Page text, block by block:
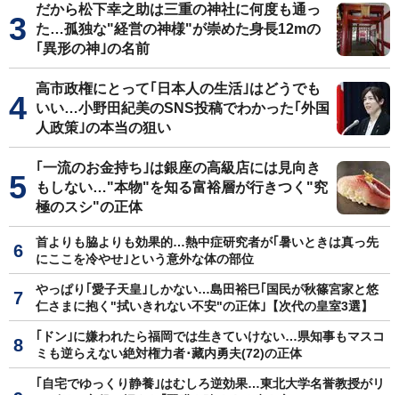
だから松下幸之助は三重の神社に何度も通っ
た…孤独な"経営の神様"が崇めた身長12mの
｢異形の神｣の名前
高市政権にとって｢日本人の生活｣はどうでも
いい…小野田紀美のSNS投稿でわかった｢外国
人政策｣の本当の狙い
｢一流のお金持ち｣は銀座の高級店には見向き
もしない…"本物"を知る富裕層が行きつく"究
極のスシ"の正体
首よりも脇よりも効果的…熱中症研究者が｢暑いときは真っ先
にここを冷やせ｣という意外な体の部位
やっぱり｢愛子天皇｣しかない…島田裕巳｢国民が秋篠宮家と悠
仁さまに抱く"拭いきれない不安"の正体｣【次代の皇室3選】
｢ドン｣に嫌われたら福岡では生きていけない…県知事もマスコ
ミも逆らえない絶対権力者･藏内勇夫(72)の正体
｢自宅でゆっくり静養｣はむしろ逆効果…東北大学名誉教授がリ